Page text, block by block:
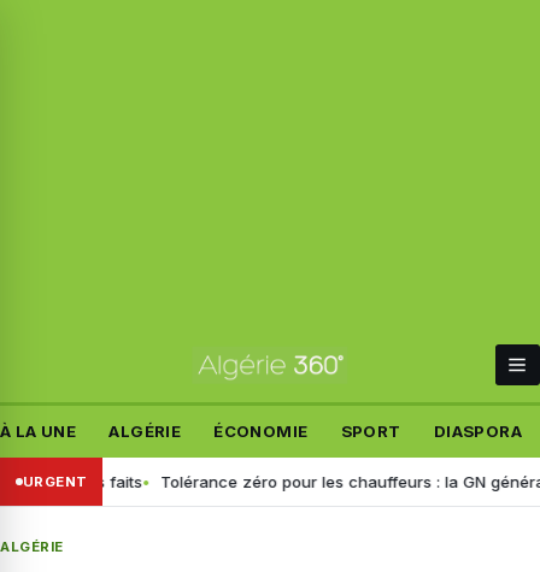
À LA UNE ALGÉRIE ÉCONOMIE SPORT DIASPORA
URGENT
les faits Tolérance zéro pour les chauffeurs : la GN généralise le
ALGÉRIE